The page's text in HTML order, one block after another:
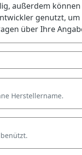
außerdem
genutzt,
über Ihre
Herstellername.